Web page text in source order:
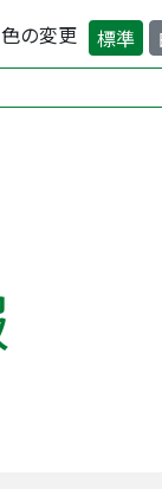
色の変更 標準